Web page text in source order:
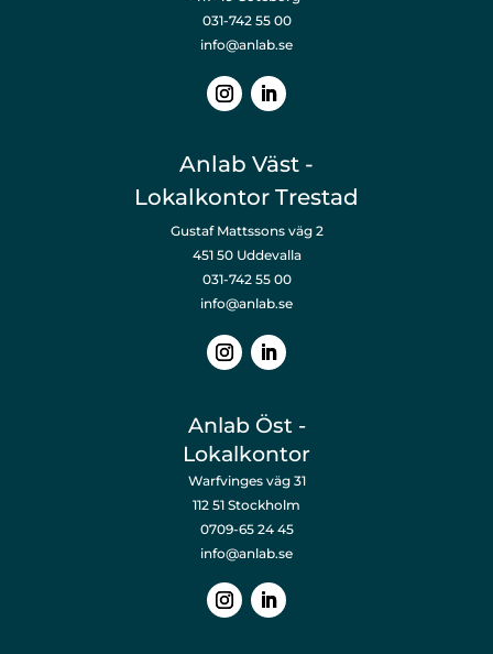
031-742 55 00
info@anlab.se
Anlab Väst -
Lokalkontor Trestad
Gustaf Mattssons väg 2
451 50 Uddevalla
031-742 55 00
info@anlab.se
Anlab Öst -
Lokalkontor
Warfvinges väg 31
112 51 Stockholm
0709-65 24 45
info@anlab.se